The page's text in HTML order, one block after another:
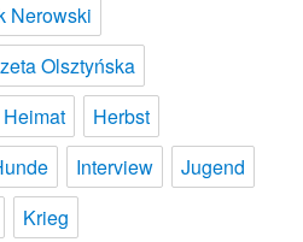
Nerowski
Olsztyńska
Heimat
Herbst
Interview
Jugend
Krieg